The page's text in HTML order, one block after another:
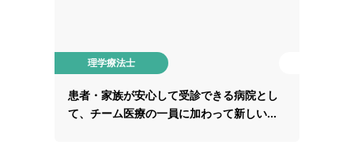
理学療法士
患者・家族が安心して受診できる病院とし
て、チーム医療の一員に加わって新しい...